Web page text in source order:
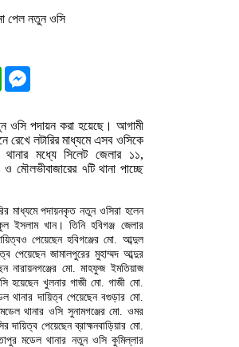
WhatsApp
ওসি পদায়ন করা হয়েছে। আগামী
রেখে লটারির মাধ্যমে এসব ওসিকে
মধ্যে সিলেট জেলার ১১,
মৌলভীবাজারের ৭টি থানা পাচ্ছে
মাধ্যমে পদায়নকৃত নতুন ওসিরা হলেন
ইসলাম খান। তিনি হবিগঞ্জ জেলার
পেয়েছেন হবিগঞ্জের মো. আব্দুল
পেয়েছেন জামালপুরের মুহাম্মদ আব্দুর
নারায়নগঞ্জের মো. মাহফুজ ইমতিয়াজ
হয়েছেন খুলনার গাজী মো. গাজী মো.
থানার দায়িত্ব পেয়েছেন বগুড়ার মো.
থানার ওসি সুনামগঞ্জের মো. ওমর
পেয়েছেন ব্রাহ্মনবাড়িয়ার মো.
মডেল থানার নতুন ওসি কুমিল্লার